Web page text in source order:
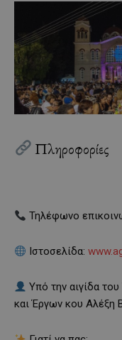
Πληροφορίες
Τηλέφωνο
Ιστοσελίδα:
Υπό την αιγίδα
και Έργων κου Αλέξη